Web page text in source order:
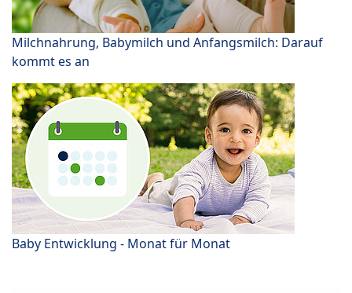
Milchnahrung, Babymilch und Anfangsmilch: Darauf
kommt es an
Baby Entwicklung - Monat für Monat